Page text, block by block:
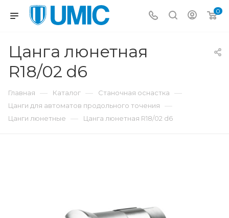
0
Цанга люнетная
R18/02 d6
Главная — Каталог — Станочная оснастка —
Цанги для автоматов продольного точения —
Цанги люнетные — Цанга люнетная R18/02 d6